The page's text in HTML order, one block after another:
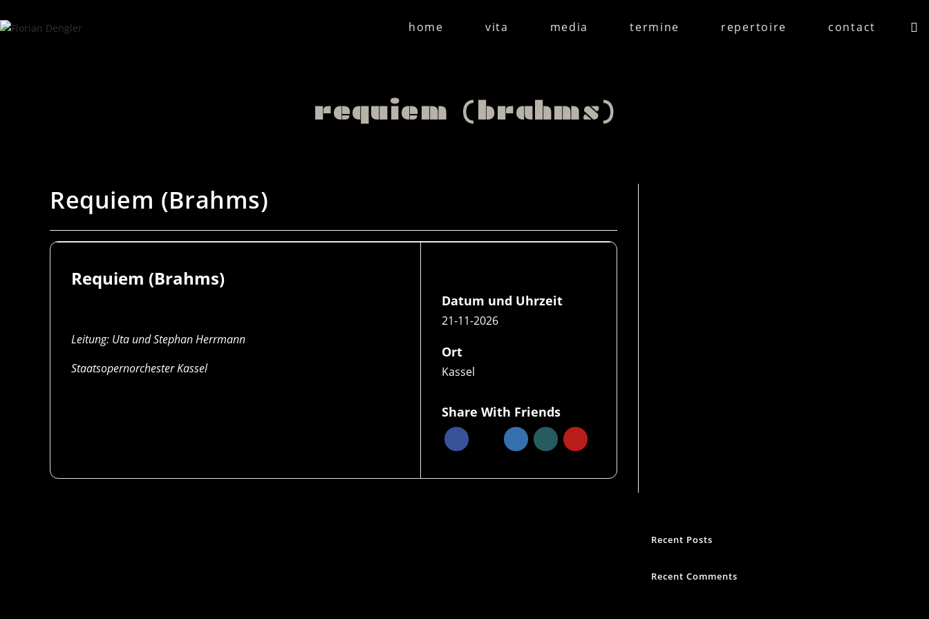
home vita media termine repertoire contact
requiem (brahms)
Requiem (Brahms)
Requiem (Brahms)
Leitung: Uta und Stephan Herrmann
Staatsopernorchester Kassel
Datum und Uhrzeit
21-11-2026
Ort
Kassel
Share With Friends
Recent Posts
Recent Comments